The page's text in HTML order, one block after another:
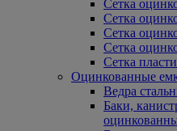
Сетка
Сетка
Сетка
Сетка
Сетка
Оцинкованные
Ведра
Баки,